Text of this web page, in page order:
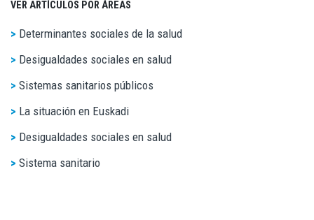
VER ARTÍCULOS POR ÁREAS
Determinantes sociales de la salud
Desigualdades sociales en salud
Sistemas sanitarios públicos
La situación en Euskadi
Desigualdades sociales en salud
Sistema sanitario